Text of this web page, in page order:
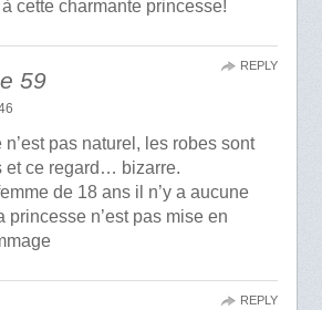
cette charmante princesse!
59
n’est pas naturel, les robes sont
et ce regard… bizarre.
de 18 ans il n’y a aucune
princesse n’est pas mise en
REPLY
REPLY